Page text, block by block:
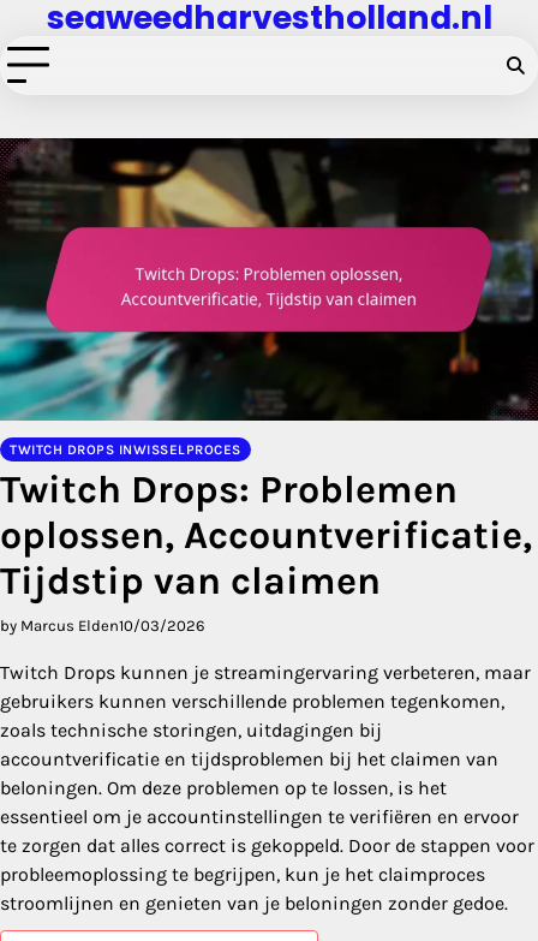
to
content
seaweedharvestholland.nl
TWITCH DROPS INWISSELPROCES
Twitch Drops: Problemen
oplossen, Accountverificatie,
Tijdstip van claimen
by Marcus Elden10/03/2026
Twitch Drops kunnen je streamingervaring verbeteren, maar
gebruikers kunnen verschillende problemen tegenkomen,
zoals technische storingen, uitdagingen bij
accountverificatie en tijdsproblemen bij het claimen van
beloningen. Om deze problemen op te lossen, is het
essentieel om je accountinstellingen te verifiëren en ervoor
te zorgen dat alles correct is gekoppeld. Door de stappen voor
probleemoplossing te begrijpen, kun je het claimproces
stroomlijnen en genieten van je beloningen zonder gedoe.